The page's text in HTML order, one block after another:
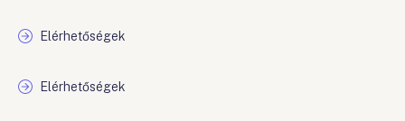
Elérhetőségek
Elérhetőségek